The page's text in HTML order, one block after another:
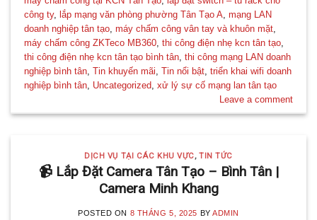
công ty, lắp mạng văn phòng phường Tân Tạo A,mạng LAN
doanh nghiệp tân tạo,máy chấm công vân tay và khuôn mặt,
máy chấm công ZKTeco MB360,thi công điện nhẹ kcn tân tạo,
thi công điện nhẹ kcn tân tạo bình tân,thi công mạng LAN doanh
nghiệp bình tân,Tin khuyến mãi,Tin nổi bật,triển khai wifi doanh
nghiệp bình tân, Uncategorized,xử lý sự cố mạng lan tân tạo
Leave a comment
DỊCH VỤ TẠI CÁC KHU VỰC,TIN TỨC
📹 Lắp Đặt Camera Tân Tạo – Bình Tân |
Camera Minh Khang
POSTED ON 8 THÁNG 5, 2025 BYADMIN